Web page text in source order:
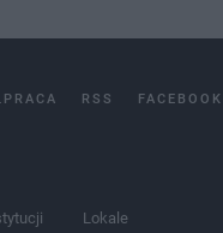
RSS FACEBOOK
Lokale